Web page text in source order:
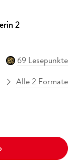
2
69 Lesepunkte
Alle 2 Formate